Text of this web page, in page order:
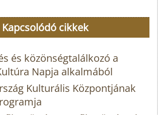
Kapcsolódó cikkek
és közönségtalálkozó a
Napja alkalmából
Kulturális Központjának